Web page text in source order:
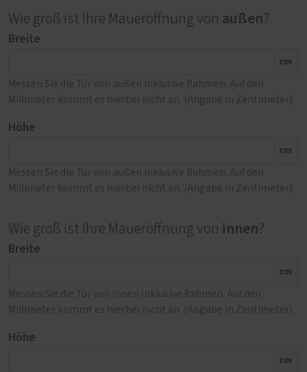
Wie groß ist Ihre Maueröffnung von außen?
Breite
cm
Messen Sie die Tür von außen inklusive Rahmen. Auf den
Millimeter kommt es hierbei nicht an. (Angabe in Zentimeter)
Höhe
cm
Messen Sie die Tür von außen inklusive Rahmen. Auf den
Millimeter kommt es hierbei nicht an. (Angabe in Zentimeter)
Wie groß ist Ihre Maueröffnung von innen?
Breite
cm
Messen Sie die Tür von innen inklusive Rahmen. Auf den
Millimeter kommt es hierbei nicht an. (Angabe in Zentimeter)
Höhe
cm